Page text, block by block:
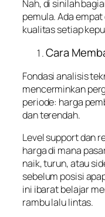
Nah, di sinilah
pemula. Ada
kualitas setiap
Cara
Fondasi analisis
mencerminkan
periode: harga
dan terendah.
Level support dan
harga di mana
naik, turun, atau
sebelum posisi
ini ibarat belajar
rambu lalu lintas.